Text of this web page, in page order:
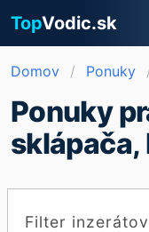
TopVodic.sk
Domov Ponuky
Ponuky
sklápača,
Filter inzerátov